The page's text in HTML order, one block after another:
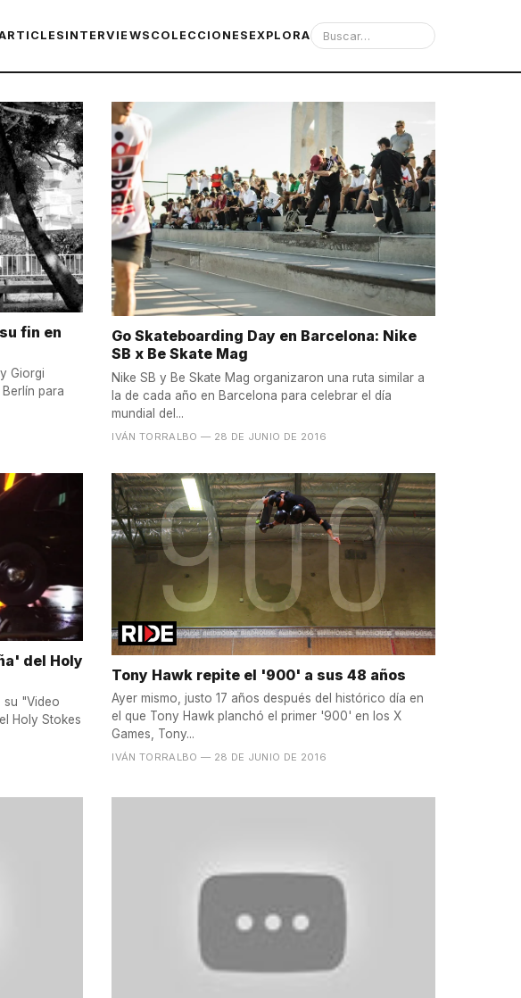
INTERVIEWS COLECCIONES EXPLORA
fin en
Giorgi
para
Go Skateboarding Day en Barcelona: Nike
SB x Be Skate Mag
Nike SB y Be Skate Mag organizaron una ruta similar a
la de cada año en Barcelona para celebrar el día
mundial del...
IVÁN TORRALBO — 28 DE JUNIO DE 2016
del Holy
su "Video
Holy Stokes
Tony Hawk repite el '900' a sus 48 años
Ayer mismo, justo 17 años después del histórico día en
el que Tony Hawk planchó el primer '900' en los X
Games, Tony...
IVÁN TORRALBO — 28 DE JUNIO DE 2016